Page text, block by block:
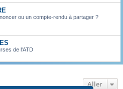
ou un compte-rendu à partager ?
de l'ATD
Aller